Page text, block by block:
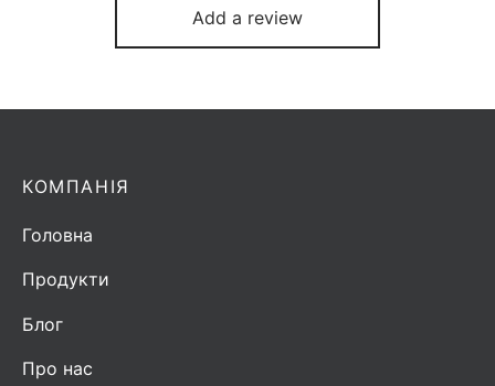
Add a review
КОМПАНІЯ
Головна
Продукти
Блог
Про нас